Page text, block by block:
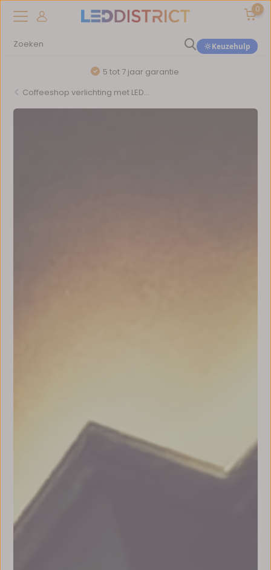
0
Keuzehulp
5 tot 7 jaar garantie
Coffeeshop verlichting met LED...